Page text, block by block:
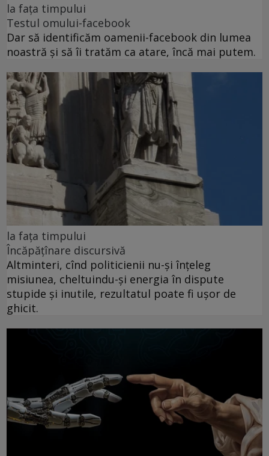
la fața timpului
Testul omului-facebook
Dar să identificăm oamenii-facebook din lumea
noastră și să îi tratăm ca atare, încă mai putem.
la fața timpului
Încăpățînare discursivă
Altminteri, cînd politicienii nu-și înțeleg
misiunea, cheltuindu-și energia în dispute
stupide și inutile, rezultatul poate fi ușor de
ghicit.